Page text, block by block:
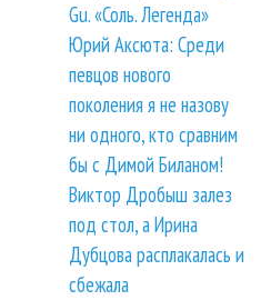
Gu. «Соль. Легенда»
Юрий Аксюта: Среди
певцов нового
поколения я не назову
ни одного, кто сравним
бы с Димой Биланом!
Виктор Дробыш залез
под стол, а Ирина
Дубцова расплакалась и
сбежала